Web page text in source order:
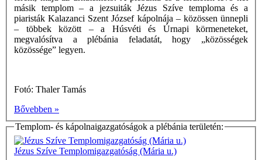
másik templom – a jezsuiták Jézus Szíve temploma és a
piaristák Kalazanci Szent József kápolnája – közössen ünnepli
– többek között – a Húsvéti és Úrnapi körmeneteket,
megvalósítva a plébánia feladatát, hogy „közösségek
közössége” legyen.
Fotó: Thaler Tamás
Bővebben »
Templom- és kápolnaigazgatóságok a plébánia területén:
Jézus Szíve Templomigazgatóság (Mária u.)